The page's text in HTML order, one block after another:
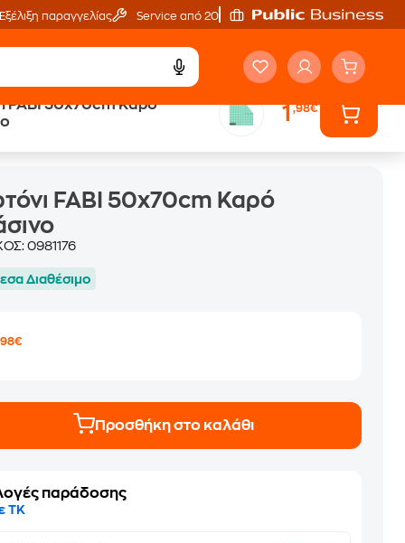
Εξέλιξη παραγγελίας Service από 20'
FABI 50x70cm Καρό
1,98€
FABI 50x70cm Καρό
0981176
Διαθέσιμο
Προσθήκη στο καλάθι
παράδοσης
ΤΚ